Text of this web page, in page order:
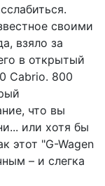
своими
взяло за
в открытый
Cabrio. 800
что вы
или хотя бы
этот "G-Wagen
– и слегка